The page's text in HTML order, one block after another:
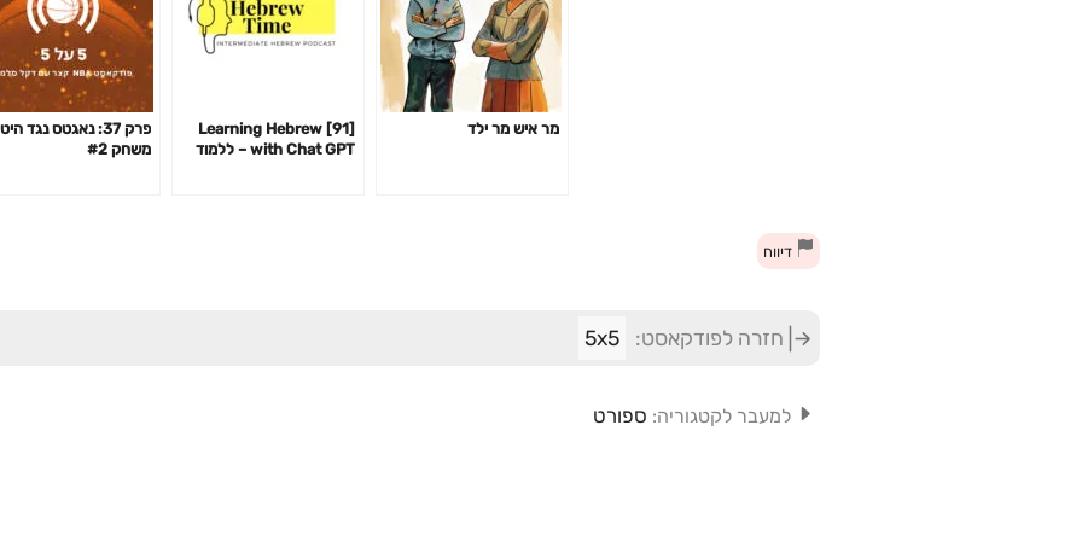
מר איש מר ילד
[91] Learning Hebrew
with Chat GPT – ללמוד
פרק 37: נאגטס נגד
משחק #2
דיווח
חזרה לפודקאסט: 5x5
למעבר לקטגוריה: ספורט